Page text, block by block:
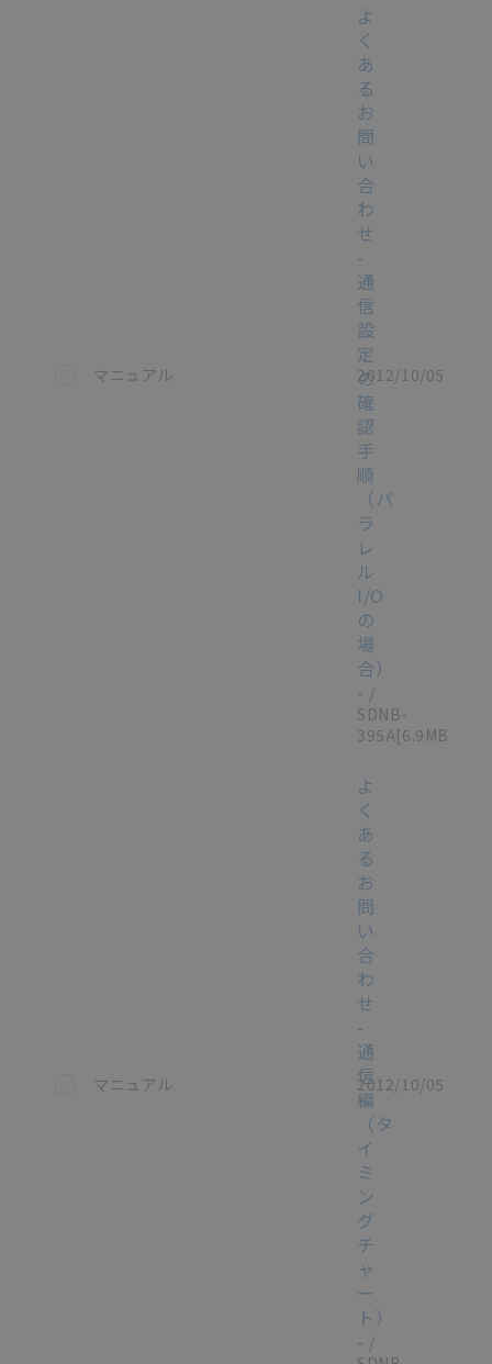
この資料を選択
マニュアル
よ
く
あ
る
お
問
い
合
わ
せ
-
通
信
設
定
の
確
認
手
順
（パ
ラ
レ
ル
I/O
の
場
合）
- /
SDNB-
395A[6.9MB]
2012/10/05
この資料を選択
マニュアル
よ
く
あ
る
お
問
い
合
わ
せ
-
通
信
編
（タ
イ
ミ
ン
グ
チ
ャ
ー
ト）
- /
2012/10/05